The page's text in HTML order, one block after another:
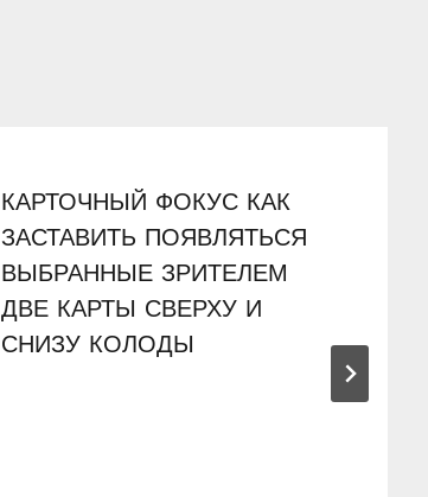
КАРТОЧНЫЙ ФОКУС КАК
ЗАСТАВИТЬ ПОЯВЛЯТЬСЯ
ВЫБРАННЫЕ ЗРИТЕЛЕМ
ДВЕ КАРТЫ СВЕРХУ И
СНИЗУ КОЛОДЫ